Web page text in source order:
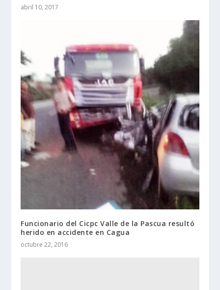
abril 10, 2017
Funcionario del Cicpc Valle de la Pascua resultó
herido en accidente en Cagua
octubre 22, 2016